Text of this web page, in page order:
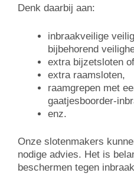
Denk daarbij aan:
inbraakveilige
bijbehorend
extra bijzetsloten
extra raamsloten,
raamgrepen met
gaatjesboorder-
enz.
Onze slotenmakers
nodige advies. Het is
beschermen tegen